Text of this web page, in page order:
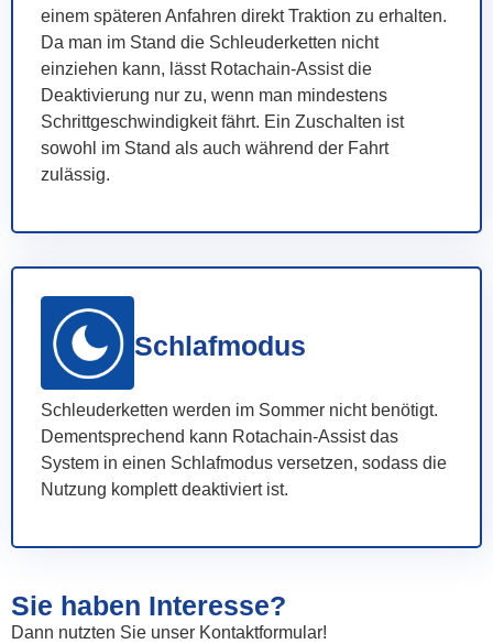
einem späteren Anfahren direkt Traktion zu erhalten.
Da man im Stand die Schleuderketten nicht
einziehen kann, lässt Rotachain-Assist die
Deaktivierung nur zu, wenn man mindestens
Schrittgeschwindigkeit fährt. Ein Zuschalten ist
sowohl im Stand als auch während der Fahrt
zulässig.
Schlafmodus
Schleuderketten werden im Sommer nicht benötigt.
Dementsprechend kann Rotachain-Assist das
System in einen Schlafmodus versetzen, sodass die
Nutzung komplett deaktiviert ist.
Sie haben Interesse?
Dann nutzten Sie unser Kontaktformular!